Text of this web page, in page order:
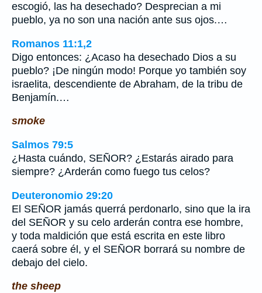
escogió, las ha desechado? Desprecian a mi
pueblo, ya no son una nación ante sus ojos.…
Romanos 11:1,2
Digo entonces: ¿Acaso ha desechado Dios a su
pueblo? ¡De ningún modo! Porque yo también soy
israelita, descendiente de Abraham, de la tribu de
Benjamín.…
smoke
Salmos 79:5
¿Hasta cuándo, SEÑOR? ¿Estarás airado para
siempre? ¿Arderán como fuego tus celos?
Deuteronomio 29:20
El SEÑOR jamás querrá perdonarlo, sino que la ira
del SEÑOR y su celo arderán contra ese hombre,
y toda maldición que está escrita en este libro
caerá sobre él, y el SEÑOR borrará su nombre de
debajo del cielo.
the sheep